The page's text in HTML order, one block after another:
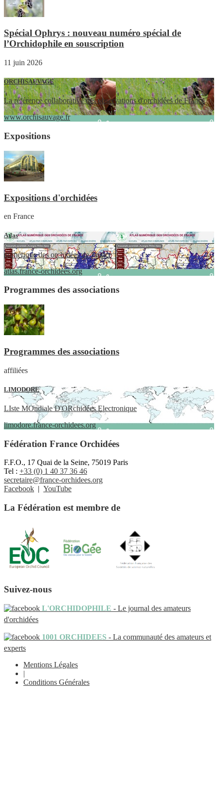
Spécial Ophrys : nouveau numéro spécial de
l’Orchidophile en souscription
11 juin 2026
ORCHISAUVAGE
La référence collaborative des observations d'orchidées de France
www.orchisauvage.fr
Expositions
Expositions d'orchidées
en France
Atlas
numérique des orchidées de France
atlas.france-orchidees.org
Programmes des associations
Programmes des associations
affiliées
LIMODORE
LIste MOndiale D'ORchidées Electronique
limodore.france-orchidees.org
Fédération France Orchidées
F.F.O., 17 Quai de la Seine, 75019 Paris
Tel : +33 (0) 1 40 37 36 46
secretaire@france-orchidees.org
Facebook | YouTube
La Fédération est membre de
Suivez-nous
L'ORCHIDOPHILE - Le journal des amateurs
d'orchidées
1001 ORCHIDEES - La communauté des amateurs et
experts
Mentions Légales
|
Conditions Générales